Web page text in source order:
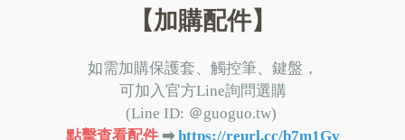
【加購配件】
如需加購保護套、觸控筆、鍵盤，
可加入官方Line詢問選購
(Line ID: ＠guoguo.tw)
點擊查看配件 ➡︎ https://reurl.cc/b7m1Gv